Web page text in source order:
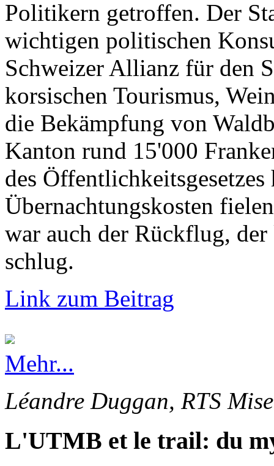
Politikern getroffen. Der
wichtigen politischen
Schweizer Allianz für den
korsischen Tourismus,
die Bekämpfung von
Kanton rund 15'000
des
Übernachtungskosten
war auch der Rückflug,
schlug.
Link zum Beitrag
Mehr...
Léandre Duggan, RTS
L'UTMB et le trail: du